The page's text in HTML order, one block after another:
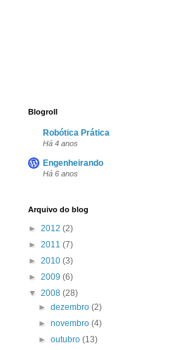
Blogroll
Robótica Prática
Há 4 anos
Engenheirando
Há 6 anos
Arquivo do blog
► 2012 (2)
► 2011 (7)
► 2010 (3)
► 2009 (6)
▼ 2008 (28)
►dezembro(2)
►novembro(4)
►outubro(13)